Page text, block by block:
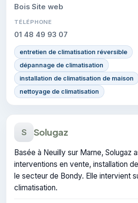
Bois Site web
TÉLÉPHONE
01 48 49 93 07
entretien de climatisation réversible
dépannage de climatisation
installation de climatisation de maison
nettoyage de climatisation
S Solugaz
Basée à Neuilly sur Marne, Solugaz
interventions en vente, installation
le secteur de Bondy. Elle intervient
climatisation.